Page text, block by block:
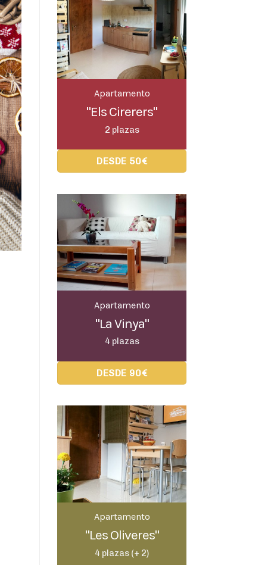
Apartamento
"Els Cirerers"
2 plazas
DESDE 50€
Apartamento
"La Vinya"
4 plazas
DESDE 90€
Apartamento
"Les Oliveres"
4 plazas (+ 2)